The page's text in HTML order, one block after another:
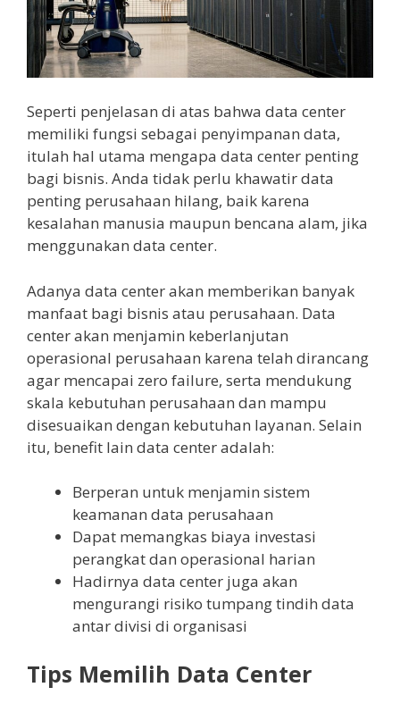
Seperti penjelasan di atas bahwa data center
memiliki fungsi sebagai penyimpanan data,
itulah hal utama mengapa data center penting
bagi bisnis. Anda tidak perlu khawatir data
penting perusahaan hilang, baik karena
kesalahan manusia maupun bencana alam, jika
menggunakan data center.
Adanya data center akan memberikan banyak
manfaat bagi bisnis atau perusahaan. Data
center akan menjamin keberlanjutan
operasional perusahaan karena telah dirancang
agar mencapai zero failure, serta mendukung
skala kebutuhan perusahaan dan mampu
disesuaikan dengan kebutuhan layanan. Selain
itu, benefit lain data center adalah:
Berperan untuk menjamin sistem
keamanan data perusahaan
Dapat memangkas biaya investasi
perangkat dan operasional harian
Hadirnya data center juga akan
mengurangi risiko tumpang tindih data
antar divisi di organisasi
Tips Memilih Data Center